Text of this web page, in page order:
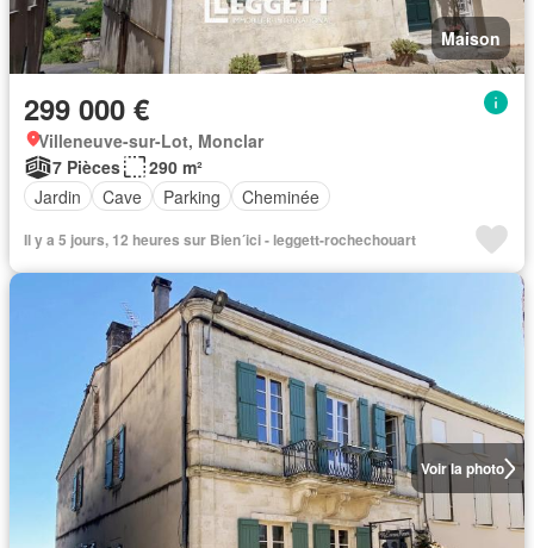
Maison
299 000 €
Villeneuve-sur-Lot, Monclar
7 Pièces
290 m²
Jardin
Cave Parking Cheminée
Il y a 5 jours, 12 heures sur Bien´ici - leggett-rochechouart
Voir la photo